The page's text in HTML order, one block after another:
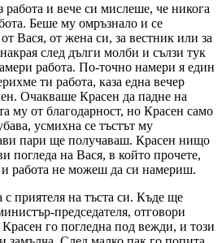
работа и вече си мислеше, че никога
Беше му омръзнало и се
Вася, от жена си, за вестник или за
след дълги молби и сълзи тук
работа. По-точно намери я един
ти работа, каза една вечер
Очакваше Красен да падне на
му от благодарност, но Красен само
усмихна се тъстът му
пари ще получаваш. Красен нищо
погледа на Вася, в който прочете,
и работа не можеш да си намериш.
приятеля на тъста си. Къде ще
председателя, отговори
го погледна под вежди, и този